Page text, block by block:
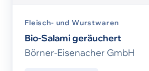
Fleisch- und Wurstwaren
Bio-Salami geräuchert
Börner-Eisenacher GmbH